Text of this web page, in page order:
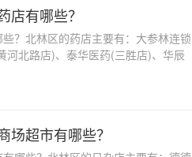
店有哪些？
？北林区的药店主要有：大参林连锁
河北路店)、泰华医药(三胜店)、华辰
场超市有哪些？